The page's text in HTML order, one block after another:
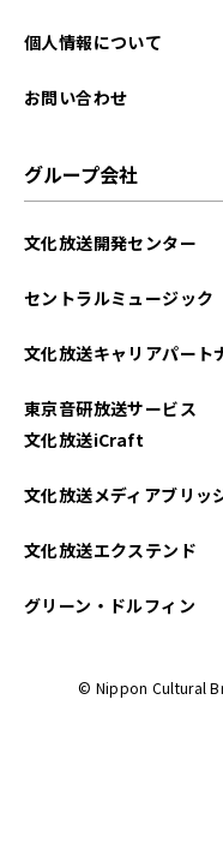
2025年02
2024年
2024年06
2024年05
2024年04
個人情報について
お問い合わせ
グループ会社
文化放送開発センター
セントラルミュージック
文化放送キャリアパート
東京音研放送サービス
文化放送iCraft
文化放送メディアブリッ
文化放送エクステンド
グリーン・ドルフィン
© Nippon Cultural